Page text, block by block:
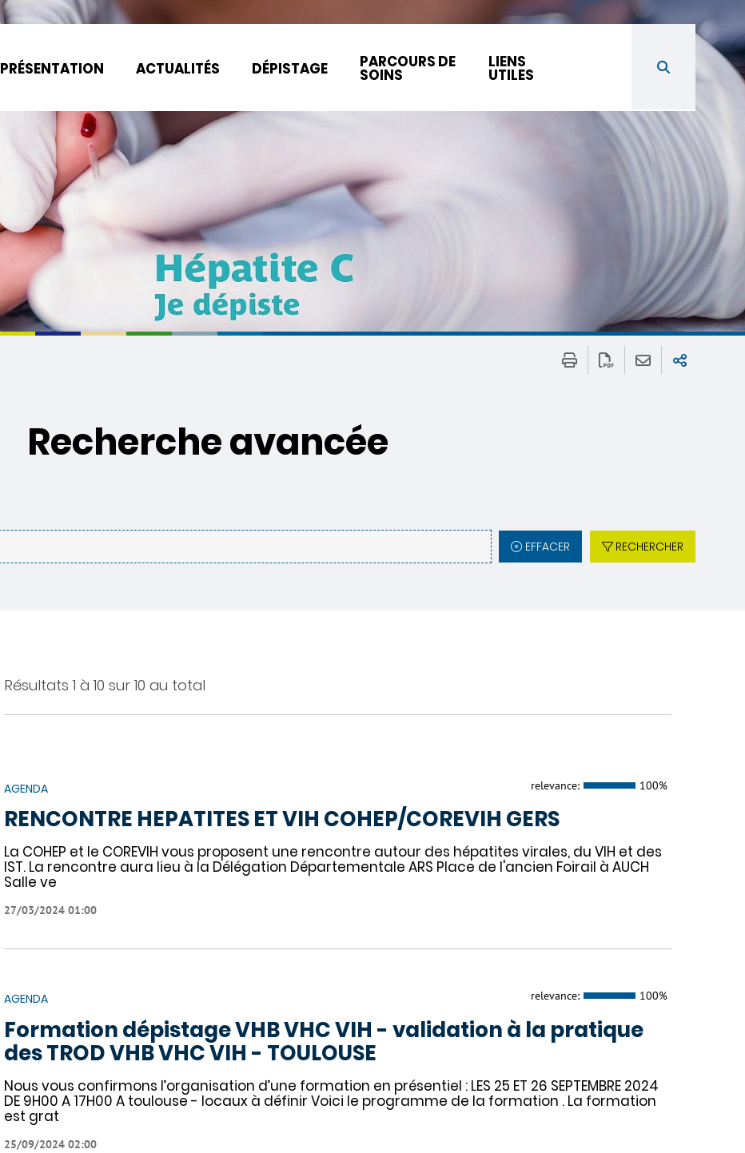
PRÉSENTATION ACTUALITÉS DÉPISTAGE PARCOURS DE
SOINS
LIENS
UTILES
Recherche avancée
EFFACER RECHERCHER
Résultats 1 à 10 sur 10 au total
AGENDA relevance: 100%
RENCONTRE HEPATITES ET VIH COHEP/COREVIH GERS
La COHEP et le COREVIH vous proposent une rencontre autour des hépatites virales, du VIH et des
IST. La rencontre aura lieu à la Délégation Départementale ARS Place de l'ancien Foirail à AUCH
Salle ve
27/03/2024 01:00
AGENDA relevance: 100%
Formation dépistage VHB VHC VIH - validation à la pratique
des TROD VHB VHC VIH - TOULOUSE
Nous vous confirmons l’organisation d’une formation en présentiel : LES 25 ET 26 SEPTEMBRE 2024
DE 9H00 A 17H00 A toulouse - locaux à définir Voici le programme de la formation . La formation
est grat
25/09/2024 02:00